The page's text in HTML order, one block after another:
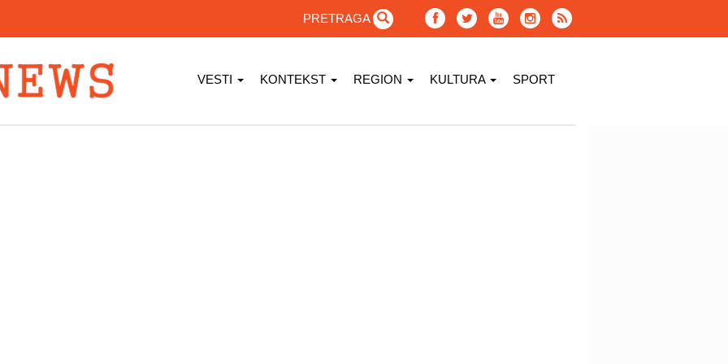
PRETRAGA
VESTI KONTEKST REGION KULTURA SPORT